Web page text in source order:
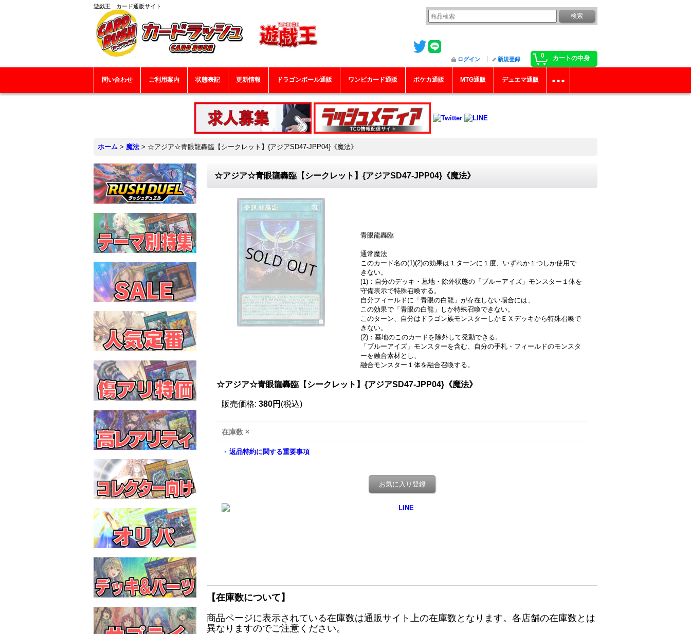
遊戯王 カード通販サイト
0 カートの中身
ログイン 新規登録
問い合わせ ご利用案内 状態表記 更新情報 ドラゴンボール通販 ワンピカード通販 ポケカ通販 MTG通販 デュエマ通販
ホーム > 魔法 > ☆アジア☆青眼龍轟臨【シークレット】{アジアSD47-JPP04}《魔法》
☆アジア☆青眼龍轟臨【シークレット】{アジアSD47-JPP04}《魔法》
青眼龍轟臨
通常魔法
このカード名の(1)(2)の効果は１ターンに１度、いずれか１つしか使用で
きない。
(1)：自分のデッキ・墓地・除外状態の「ブルーアイズ」モンスター１体を
守備表示で特殊召喚する。
自分フィールドに「青眼の白龍」が存在しない場合には、
この効果で「青眼の白龍」しか特殊召喚できない。
このターン、自分はドラゴン族モンスターしかＥＸデッキから特殊召喚で
きない。
(2)：墓地のこのカードを除外して発動できる。
「ブルーアイズ」モンスターを含む、自分の手札・フィールドのモンスタ
ーを融合素材とし、
融合モンスター１体を融合召喚する。
☆アジア☆青眼龍轟臨【シークレット】{アジアSD47-JPP04}《魔法》
販売価格: 380円 (税込)
在庫数 ×
返品特約に関する重要事項
お気に入り登録
【在庫数について】
商品ページに表示されている在庫数は通販サイト上の在庫数となります。各店舗の在庫数とは
異なりますのでご注意ください。